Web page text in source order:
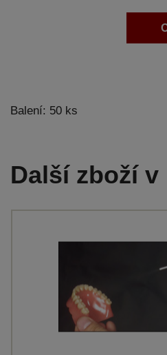
Balení: 50 ks
Další zboží